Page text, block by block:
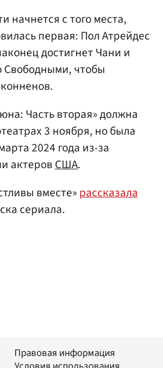
начнется с того места,
первая: Пол Атрейдес
достигнет Чани и
Свободными, чтобы
Часть вторая» должна
3 ноября, но была
2024 года из-за
актеровСША.
вместе»рассказала
сериала.
Правовая информация